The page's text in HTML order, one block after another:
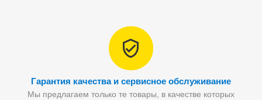
Гарантия качества и сервисное обслуживание
Мы предлагаем только те товары, в качестве которых